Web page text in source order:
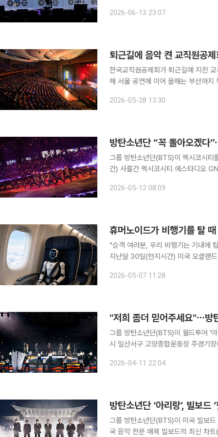
치 기원 콘서트 '옛 투 컴' 인 부산
2026-06-13 23:07
퇴근길에 음악 켠 교직원공
한국교직원공제회가 퇴근길에 지친
해 서울 공연에 이어 올해는 부산까
2026-05-28 13:30
방탄소년단 “꼭 돌아오겠다
그룹 방탄소년단(BTS)이 멕시코시티를 뜨겁게 달궜다. 방탄소년
간) 사흘간 멕시코시티 에스타디오
15만 관객이 모인 이번 공연
2026-05-12 08:09
휴머노이드가 비행기를 탈
"승객 여러분, 우리 비행기는 기내에
지난달 30일(현지시간) 미국 오클랜
2026-05-07 11:28
"저희 좀더 믿어주세요"⋯방
그룹 방탄소년단(BTS)이 월드투어 '아리랑'
시 일산서구 고양종합운동장 주경기
분들 목소리가 되게 잘 들린다. 4년 만
2026-04-11 22:04
방탄소년단 ‘아리랑’, 빌보
그룹 방탄소년단(BTS)이 미국 빌보드 메인
국 음악 전문 매체 빌보드의 최신 차